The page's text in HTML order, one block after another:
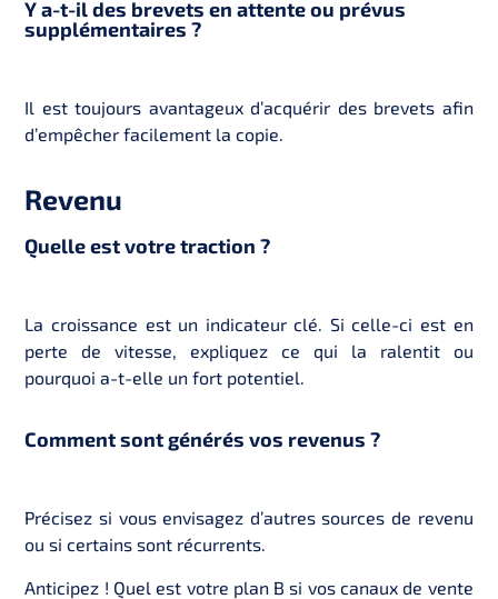
Y a-t-il des brevets en attente ou prévus
supplémentaires ?
Il est toujours avantageux d’acquérir des brevets afin
d’empêcherfacilement la copie.
Revenu
Quelle est votre traction ?
La croissance est un indicateur clé. Si celle-ci est en
perte de vitesse, expliquez ce qui la ralentit ou
pourquoi a-t-elle un fort potentiel.
Comment sont générés vos revenus ?
Précisez si vous envisagez d’autres sources de revenu
ou si certains sont récurrents.
Anticipez ! Quel est votre plan B si vos canaux de vente